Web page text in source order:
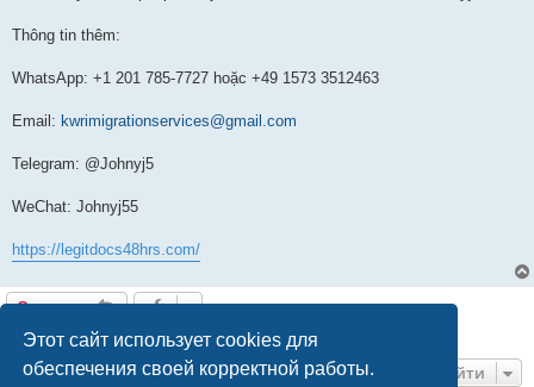
Этот сайт использует cookies для
обеспечения своей корректной работы.
Thông tin thêm:
WhatsApp: +1 201 785-7727 hoặc +49 1573 3512463
Email: kwrimigrationservices@gmail.com
Telegram: @Johnyj5
WeChat: Johnyj55
https://legitdocs48hrs.com/
Ответить
1 сообщение • Страница
Перейти